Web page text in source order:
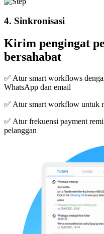
4. Sinkronisasi
Kirim pengingat
bersahabat
✅ Atur smart workflows
WhatsApp dan email
✅ Atur smart workflow untuk
✅ Atur frekuensi payment
pelanggan